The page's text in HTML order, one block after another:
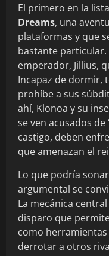
El primero en la
Dreams, una
plataformas y que
bastante
emperador, Jillius,
Incapaz de dormir,
prohíbe a sus
ahí, Klonoa y su
se ven acusados
castigo, deben
que amenazan el
Lo que podría
argumental se
La mecánica
disparo que
como
derrotar a otros